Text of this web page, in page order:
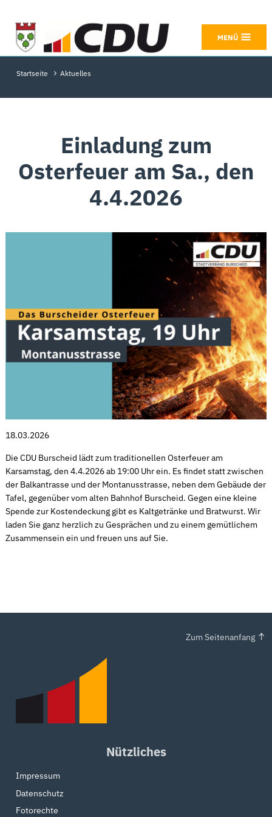
MENÜ
Startseite Aktuelles
Einladung zum
Osterfeuer am Sa., den
4.4.2026
18.03.2026
Die CDU Burscheid lädt zum traditionellen Osterfeuer am
Karsamstag, den 4.4.2026 ab 19:00 Uhr ein. Es findet statt zwischen
der Balkantrasse und der Montanusstrasse, neben dem Gebäude der
Tafel, gegenüber vom alten Bahnhof Burscheid. Gegen eine kleine
Spende zur Kostendeckung gibt es Kaltgetränke und Bratwurst. Wir
laden Sie ganz herzlich zu Gesprächen und zu einem gemütlichem
Zusammensein ein und freuen uns auf Sie.
Zum Seitenanfang
Nützliches
Impressum
Datenschutz
Fotorechte